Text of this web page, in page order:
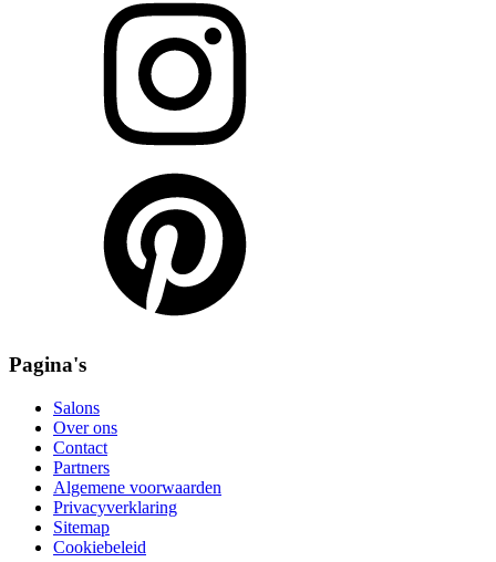
Pagina's
Salons
Over ons
Contact
Partners
Algemene voorwaarden
Privacyverklaring
Sitemap
Cookiebeleid